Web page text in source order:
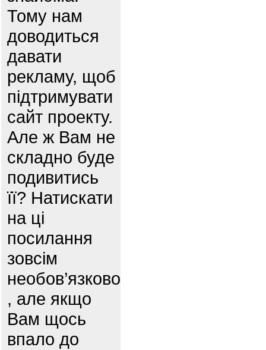
Тому нам
доводиться
давати
рекламу, щоб
підтримувати
сайт проекту.
Але ж Вам не
складно буде
подивитись
її? Натискати
на ці
посилання
зовсім
необов’язково
, але якщо
Вам щось
впало до